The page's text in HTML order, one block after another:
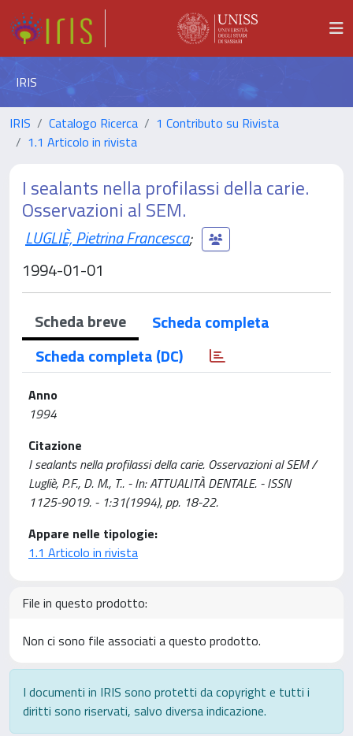
IRIS
IRIS Catalogo Ricerca
1 Contributo su Rivista
1.1 Articolo in rivista
I sealants nella profilassi della carie.
Osservazioni al SEM.
LUGLIÈ, Pietrina Francesca;
1994-01-01
Scheda breve
Scheda completa
Scheda completa (DC)
Anno
1994
Citazione
I sealants nella profilassi della carie. Osservazioni al SEM /
Lugliè, P.F., D. M., T.. - In: ATTUALITÀ DENTALE. - ISSN
1125-9019. - 1:31(1994), pp. 18-22.
Appare nelle tipologie:
1.1 Articolo in rivista
File in questo prodotto:
Non ci sono file associati a questo prodotto.
I documenti in IRIS sono protetti da copyright e tutti i
diritti sono riservati, salvo diversa indicazione.